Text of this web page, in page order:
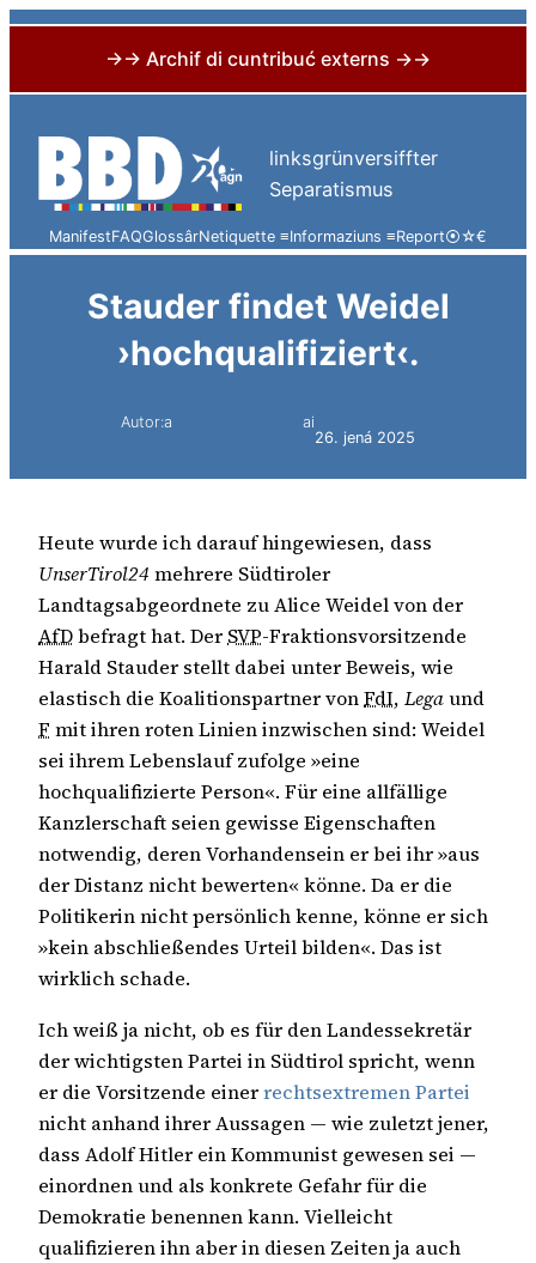
→→ Archif di cuntribuć externs →→
content
linksgrünversiffter
Separatismus
ManifestFAQGlossârNetiquette ≡Informaziuns ≡Report⦿☆€
Stauder findet Weidel
›hochqualifiziert‹.
Autor:a
ai
26. jená 2025
Heute wurde ich darauf hingewiesen, dass
UnserTirol24 mehrere Südtiroler
Landtagsabgeordnete zu Alice Weidel von der
AfDbefragt hat. DerSVP-Fraktionsvorsitzende
Harald Stauder stellt dabei unter Beweis, wie
elastisch die Koalitionspartner vonFdI, Legaund
F mit ihren roten Linien inzwischen sind: Weidel
sei ihrem Lebenslauf zufolge »eine
hochqualifizierte Person«. Für eine allfällige
Kanzlerschaft seien gewisse Eigenschaften
notwendig, deren Vorhandensein er bei ihr »aus
der Distanz nicht bewerten« könne. Da er die
Politikerin nicht persönlich kenne, könne er sich
»kein abschließendes Urteil bilden«. Das ist
wirklich schade.
Ich weiß ja nicht, ob es für den Landessekretär
der wichtigsten Partei in Südtirol spricht, wenn
er die Vorsitzende einerrechtsextremen Partei
nicht anhand ihrer Aussagen — wie zuletzt jener,
dass Adolf Hitler ein Kommunist gewesen sei —
einordnen und als konkrete Gefahr für die
Demokratie benennen kann. Vielleicht
qualifizieren ihn aber in diesen Zeiten ja auch